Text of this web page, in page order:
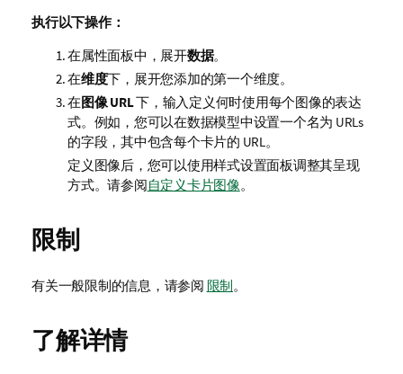
执行以下操作：
在属性面板中，展开数据。
在维度下，展开您添加的第一个维度。
在图像 URL下，输入定义何时使用每个图像的表达
式。例如，您可以在数据模型中设置一个名为 URLs
的字段，其中包含每个卡片的 URL。
定义图像后，您可以使用样式设置面板调整其呈现
方式。请参阅自定义卡片图像。
限制
有关一般限制的信息，请参阅 限制。
了解详情